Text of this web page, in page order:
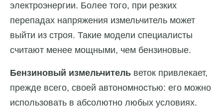
электроэнергии. Более того, при резких
перепадах напряжения измельчитель может
выйти из строя. Такие модели специалисты
считают менее мощными, чем бензиновые.
Бензиновый измельчитель веток привлекает,
прежде всего, своей автономностью: его можно
использовать в абсолютно любых условиях.